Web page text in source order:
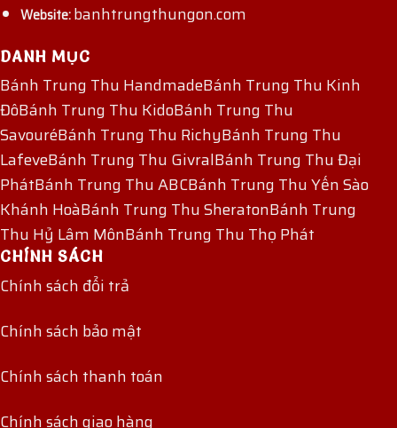
Website:banhtrungthungon.com
DANH MỤC
Bánh Trung Thu HandmadeBánh Trung Thu Kinh
ĐôBánh Trung Thu KidoBánh Trung Thu
SavouréBánh Trung Thu RichyBánh Trung Thu
LafeveBánh Trung Thu GivralBánh Trung Thu Đại
PhátBánh Trung Thu ABCBánh Trung Thu Yến Sào
Khánh HoàBánh Trung Thu SheratonBánh Trung
Thu Hỷ Lâm MônBánh Trung Thu Thọ Phát
CHÍNH SÁCH
Chính sách đổi trả
Chính sách bảo mật
Chính sách thanh toán
Chính sách giao hàng